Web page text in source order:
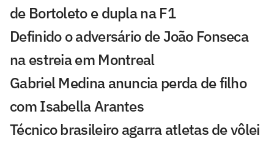
de Bortoleto e dupla na F1
Definido o adversário de João Fonseca
na estreia em Montreal
Gabriel Medina anuncia perda de filho
com Isabella Arantes
Técnico brasileiro agarra atletas de vôlei